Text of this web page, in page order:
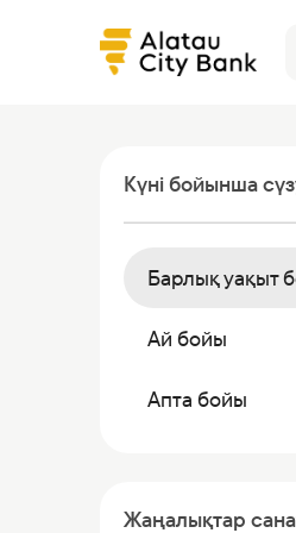
Кредиттер
Депозиттер
Жалақы жобасы
Alatau City Bank
Кредиттер
Инвестициялар
Жаңалықтар
Валюта бағамдары
Күні бойынша
Барлық уақыт
Ай бойы
Апта бойы
Жаңалықтар